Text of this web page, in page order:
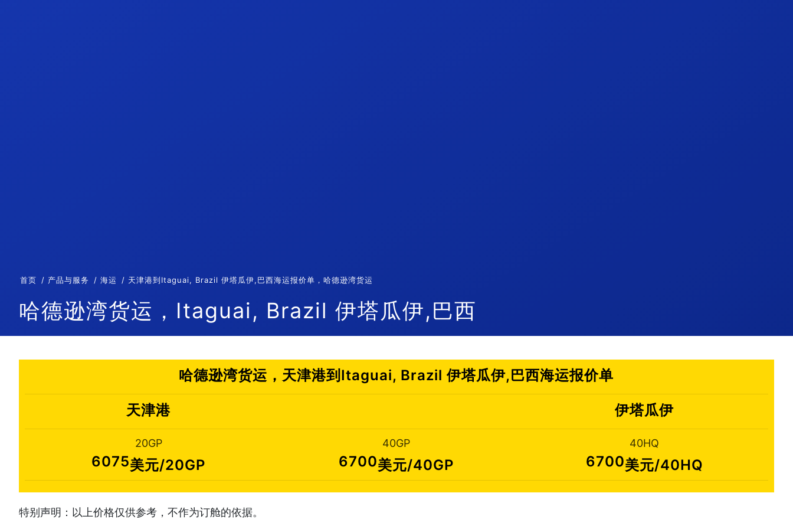
首页 产品与服务 海运 天津港到Itaguai, Brazil 伊塔瓜伊,巴西海运报价单，哈德逊湾货运
哈德逊湾货运，Itaguai, Brazil 伊塔瓜伊,巴西
哈德逊湾货运，天津港到Itaguai, Brazil 伊塔瓜伊,巴西海运报价单
天津港 伊塔瓜伊
20GP
6075美元/20GP
40GP
6700美元/40GP
40HQ
6700美元/40HQ
特别声明：以上价格仅供参考，不作为订舱的依据。